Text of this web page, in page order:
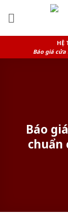
HỆ
Báo giá cửa
Báo